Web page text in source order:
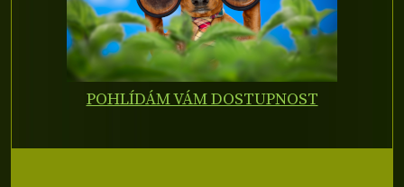
POHLÍDÁM VÁM DOSTUPNOST